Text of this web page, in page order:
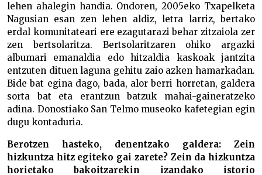
lehen ahalegin handia. Ondoren, 2005eko Txapelketa
Nagusian esan zen lehen aldiz, letra larriz, bertako
erdal komunitateari ere ezagutarazi behar zitzaiola zer
zen bertsolaritza. Bertsolaritzaren ohiko argazki
albumari emanaldia edo hitzaldia kaskoak jantzita
entzuten dituen laguna gehitu zaio azken hamarkadan.
Bide bat egina dago, bada, alor berri horretan, galdera
sorta bat eta erantzun batzuk mahai-gaineratzeko
adina. Donostiako San Telmo museoko kafetegian egin
dugu kontaduria.
Berotzen hasteko, denentzako galdera: Zein
hizkuntza hitz egiteko gai zarete? Zein da hizkuntza
horietako bakoitzarekin izandako istorio